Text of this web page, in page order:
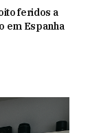
feridos a
em Espanha